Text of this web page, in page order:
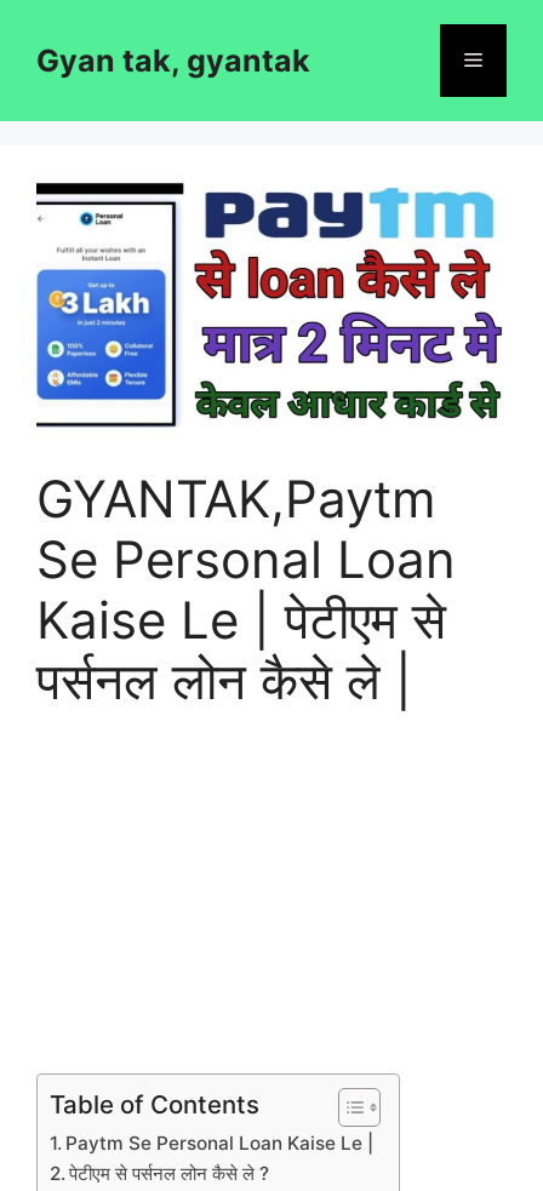
contentGyan tak, gyantak Menu
GYANTAK,Paytm
Se Personal Loan
Kaise Le | पेटीएम से
पर्सनल लोन कैसे ले |
Table of Contents
Paytm Se Personal Loan Kaise Le |
पेटीएम से पर्सनल लोन कैसे ले ?